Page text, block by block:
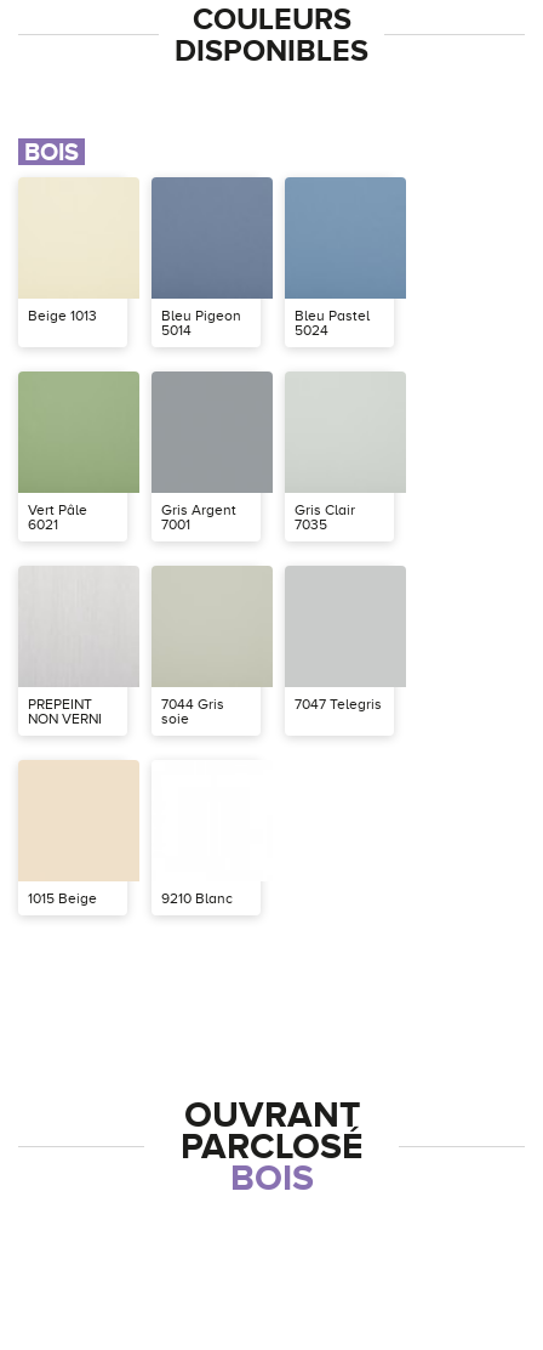
COULEURS
DISPONIBLES
BOIS
Beige 1013
Bleu Pigeon
5014
Bleu Pastel
5024
Vert Pâle
6021
Gris Argent
7001
Gris Clair
7035
PREPEINT
NON VERNI
7044 Gris
soie
7047 Telegris
1015 Beige 9210 Blanc
OUVRANT
PARCLOSÉ
BOIS